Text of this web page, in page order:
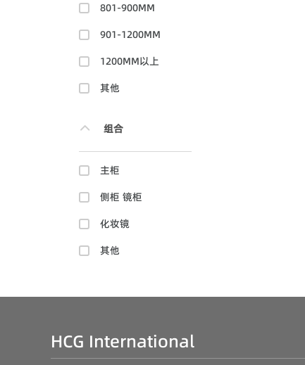
801-900MM
901-1200MM
1200MM以上
其他
组合
主柜
侧柜 镜柜
化妆镜
其他
HCG International